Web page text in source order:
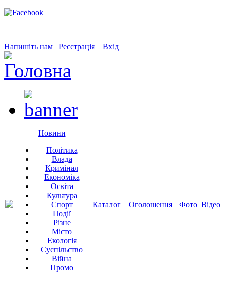
Напишіть нам Реєстрація Вхід
Новини
Політика
Влада
Кримінал
Економіка
Освіта
Культура
Спорт
Події
Різне
Місто
Екологія
Суспільство
Війна
Промо
Каталог Оголошення Фото Відео